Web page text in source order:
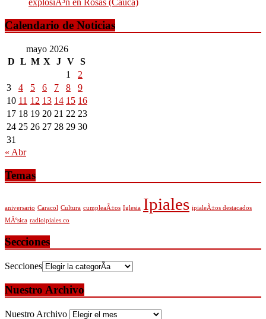
Calendario de Noticias
mayo 2026
D L M X J V S
1
2
3
4 5 6 7 8
9
10 11 12 13 14 15 16
17 18 19 20 21 22 23
24 25 26 27 28 29 30
31
« Abr
Temas
aniversario Caracol Cultura cumpleaÃ±os Iglesia Ipiales ipialeÃ±os destacados
MÃºsica radioipiales.co
Secciones
Secciones
Nuestro Archivo
Nuestro Archivo